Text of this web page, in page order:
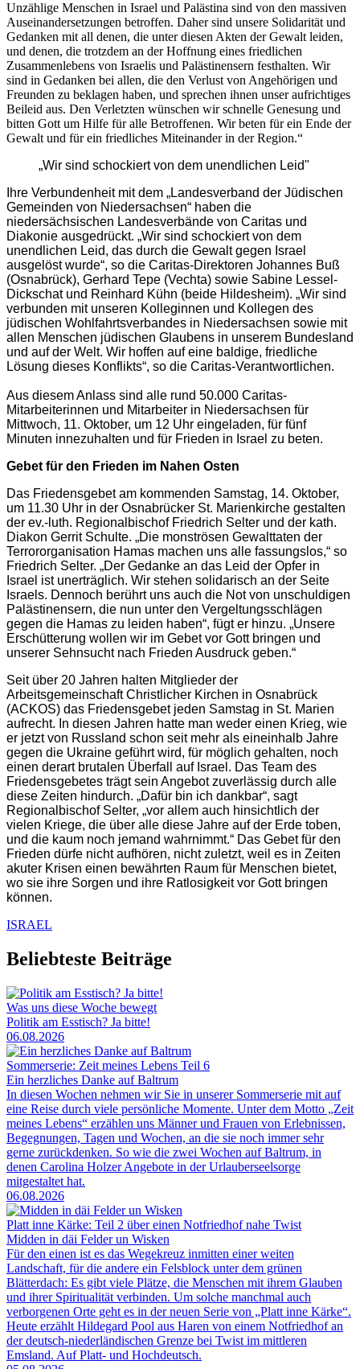
Unzählige Menschen in Israel und Palästina sind von den massiven
Auseinandersetzungen betroffen. Daher sind unsere Solidarität und
Gedanken mit all denen, die unter diesen Akten der Gewalt leiden,
und denen, die trotzdem an der Hoffnung eines friedlichen
Zusammenlebens von Israelis und Palästinensern festhalten. Wir
sind in Gedanken bei allen, die den Verlust von Angehörigen und
Freunden zu beklagen haben, und sprechen ihnen unser aufrichtiges
Beileid aus. Den Verletzten wünschen wir schnelle Genesung und
bitten Gott um Hilfe für alle Betroffenen. Wir beten für ein Ende der
Gewalt und für ein friedliches Miteinander in der Region.“
„Wir sind schockiert von dem unendlichen Leid"
Ihre Verbundenheit mit dem „Landesverband der Jüdischen
Gemeinden von Niedersachsen“ haben die
niedersächsischen Landesverbände von Caritas und
Diakonie ausgedrückt. „Wir sind schockiert von dem
unendlichen Leid, das durch die Gewalt gegen Israel
ausgelöst wurde“, so die Caritas-Direktoren Johannes Buß
(Osnabrück), Gerhard Tepe (Vechta) sowie Sabine Lessel-
Dickschat und Reinhard Kühn (beide Hildesheim). „Wir sind
verbunden mit unseren Kolleginnen und Kollegen des
jüdischen Wohlfahrtsverbandes in Niedersachsen sowie mit
allen Menschen jüdischen Glaubens in unserem Bundesland
und auf der Welt. Wir hoffen auf eine baldige, friedliche
Lösung dieses Konflikts“, so die Caritas-Verantwortlichen.
Aus diesem Anlass sind alle rund 50.000 Caritas-
Mitarbeiterinnen und Mitarbeiter in Niedersachsen für
Mittwoch, 11. Oktober, um 12 Uhr eingeladen, für fünf
Minuten innezuhalten und für Frieden in Israel zu beten.
Gebet für den Frieden im Nahen Osten
Das Friedensgebet am kommenden Samstag, 14. Oktober,
um 11.30 Uhr in der Osnabrücker St. Marienkirche gestalten
der ev.-luth. Regionalbischof Friedrich Selter und der kath.
Diakon Gerrit Schulte. „Die monströsen Gewalttaten der
Terrororganisation Hamas machen uns alle fassungslos,“ so
Friedrich Selter. „Der Gedanke an das Leid der Opfer in
Israel ist unerträglich. Wir stehen solidarisch an der Seite
Israels. Dennoch berührt uns auch die Notvon unschuldigen
Palästinensern, die nun unter den Vergeltungsschlägen
gegen die Hamas zu leiden haben“, fügt er hinzu. „Unsere
Erschütterung wollen wir im Gebet vor Gott bringen und
unserer Sehnsucht nach Frieden Ausdruck geben.“
Seit über 20 Jahren halten Mitglieder der
Arbeitsgemeinschaft Christlicher Kirchen in Osnabrück
(ACKOS) das Friedensgebet jeden Samstag in St. Marien
aufrecht. In diesen Jahren hatte man weder einen Krieg, wie
er jetzt von Russland schon seit mehr als eineinhalb Jahre
gegen die Ukraine geführt wird, für möglich gehalten, noch
einen derart brutalen Überfall auf Israel. Das Team des
Friedensgebetes trägt sein Angebot zuverlässig durch alle
diese Zeiten hindurch. „Dafür bin ich dankbar“, sagt
Regionalbischof Selter, „vor allem auch hinsichtlich der
vielen Kriege, die über alle diese Jahre auf der Erde toben,
und die kaum noch jemand wahrnimmt.“ Das Gebet für den
Frieden dürfe nicht aufhören, nicht zuletzt, weil es in Zeiten
akuter Krisen einen bewährten Raum für Menschen bietet,
wo sie ihre Sorgen und ihre Ratlosigkeit vor Gott bringen
können.
ISRAEL
Beliebteste Beiträge
Was uns diese Woche bewegt
Politik am Esstisch? Ja bitte!
06.08.2026
Sommerserie: Zeit meines Lebens Teil 6
Ein herzliches Danke auf Baltrum
In diesen Wochen nehmen wir Sie in unserer Sommerserie mit auf
eine Reise durch viele persönliche Momente. Unter dem Motto „Zeit
meines Lebens“ erzählen uns Männer und Frauen von Erlebnissen,
Begegnungen, Tagen und Wochen, an die sie noch immer sehr
gerne zurückdenken. So wie die zwei Wochen auf Baltrum, in
denen Carolina Holzer Angebote in der Urlauberseelsorge
mitgestaltet hat.
06.08.2026
Platt inne Kärke: Teil 2 über einen Notfriedhof nahe Twist
Midden in däi Felder un Wisken
Für den einen ist es das Wegekreuz inmitten einer weiten
Landschaft, für die andere ein Felsblock unter dem grünen
Blätterdach: Es gibt viele Plätze, die Menschen mit ihrem Glauben
und ihrer Spiritualität verbinden. Um solche manchmal auch
verborgenen Orte geht es in der neuen Serie von „Platt inne Kärke“.
Heute erzählt Hildegard Pool aus Haren von einem Notfriedhof an
der deutsch-niederländischen Grenze bei Twist im mittleren
Emsland. Auf Platt- und Hochdeutsch.